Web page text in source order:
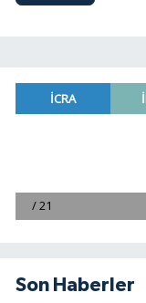
Son Haberler